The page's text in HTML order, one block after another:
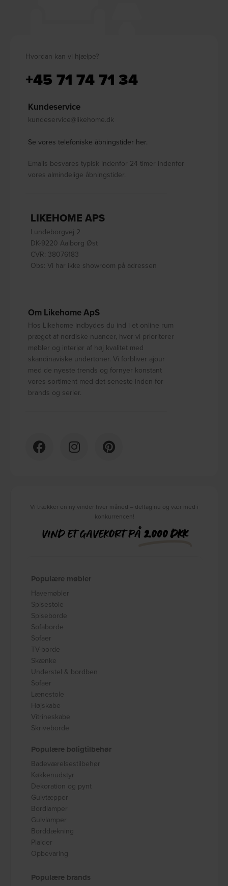
Hvordan kan vi hjælpe?
+45 71 74 71 34
Kundeservice
kundeservice@likehome.dk
Se vores telefoniske åbningstider her.
Emails besvares typisk indenfor 24 timer indenfor
vores almindelige åbningstider.
LIKEHOME APS
Lundeborgvej 2
DK-9220 Aalborg Øst
CVR: 38076183
Obs: Vi har ikke showroom på adressen
Om Likehome ApS
Hos Likehome indbydes du ind i et online rum
præget af nordiske nuancer, hvor vi prioriterer
møbler og interiør af høj kvalitet med
skandinaviske undertoner. Vi forbliver ajour
med de nyeste trends og fornyer konstant
vores sortiment med det seneste inden for
brands og serier.
Vi trækker en ny vinder hver måned – deltag nu og vær med i
konkurrencen!
VIND ET GAVEKORT PÅ2.000 DKK
Populære møbler
Havemøbler
Spisestole
Spiseborde
Sofaborde
Sofaer
TV-borde
Skænke
Understel & bordben
Sofaer
Lænestole
Højskabe
Vitrineskabe
Skriveborde
Populære boligtilbehør
Badeværelsestilbehør
Køkkenudstyr
Dekoration og pynt
Gulvtæpper
Bordlamper
Gulvlamper
Borddækning
Plaider
Opbevaring
Populære brands